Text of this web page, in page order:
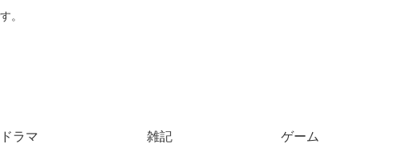
。
ドラマ 雑記 ゲーム